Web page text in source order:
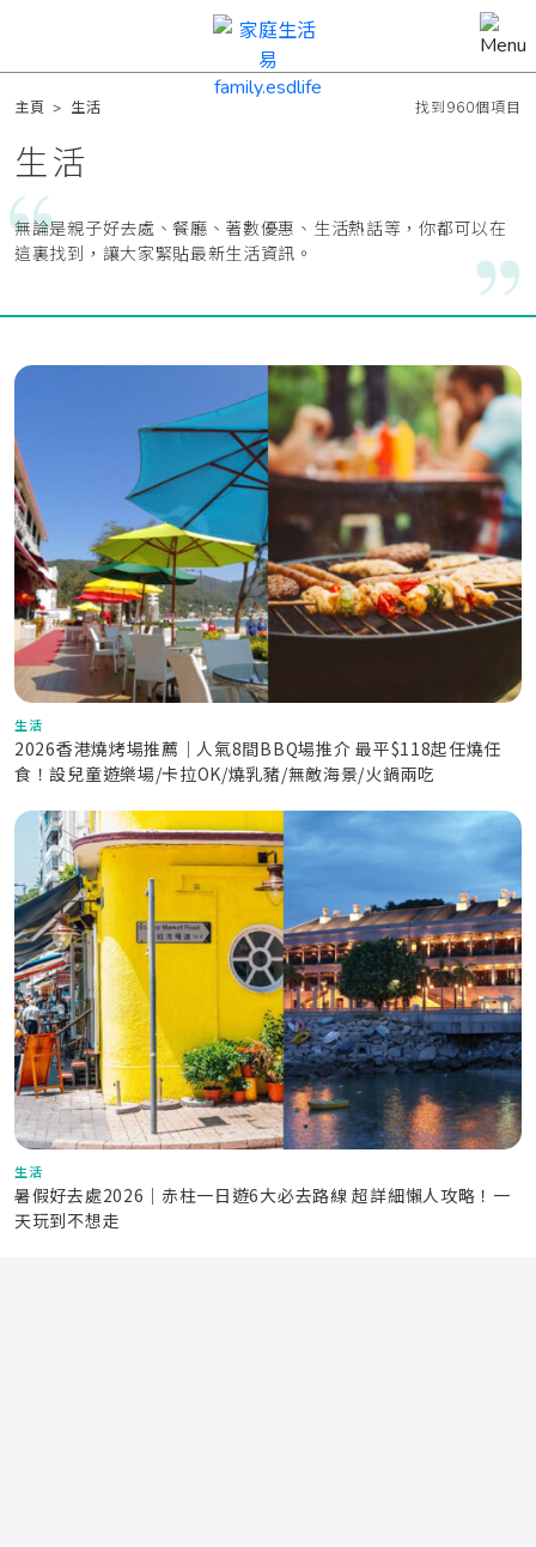
主頁 > 生活 找到960個項目
生活
無論是親子好去處、餐廳、著數優惠、生活熱話等，你都可以在
這裏找到，讓大家緊貼最新生活資訊。
生活
2026香港燒烤場推薦｜人氣8間BBQ場推介 最平$118起任燒任
食！設兒童遊樂場/卡拉OK/燒乳豬/無敵海景/火鍋兩吃
生活
暑假好去處2026｜赤柱一日遊6大必去路線 超詳細懶人攻略！一
天玩到不想走